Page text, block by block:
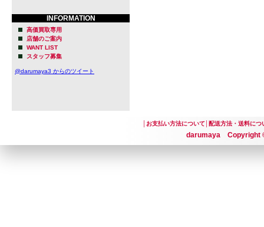
INFORMATION
高価買取専用
店舗のご案内
WANT LIST
スタッフ募集
@darumaya3 からのツイート
お支払い方法について│ 配送方法・送料につ
darumaya Copyright